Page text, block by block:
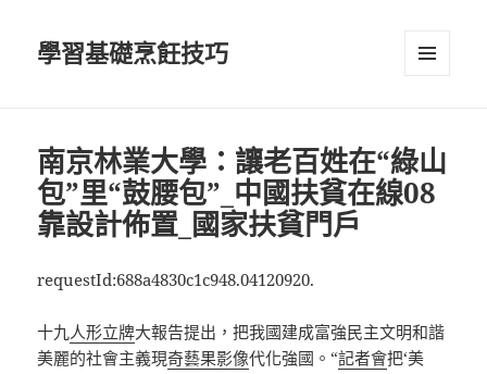
學習基礎烹飪技巧
南京林業大學：讓老百姓在“綠山
包”里“鼓腰包”_中國扶貧在線08
靠設計佈置_國家扶貧門戶
requestId:688a4830c1c948.04120920.
十九人形立牌大報告提出，把我國建成富強民主文明和諧
美麗的社會主義現奇藝果影像代化強國。“記者會把‘美